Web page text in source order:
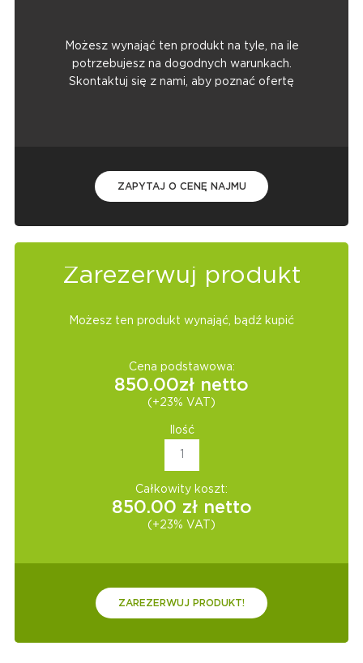
Możesz wynająć ten produkt na tyle, na ile
potrzebujesz na dogodnych warunkach.
Skontaktuj się z nami, aby poznać ofertę
ZAPYTAJ O CENĘ NAJMU
Zarezerwuj produkt
Możesz ten produkt wynająć, bądź kupić
Cena podstawowa:
850.00zł netto
(+23% VAT)
Ilość
Całkowity koszt:
850.00 zł netto
(+23% VAT)
ZAREZERWUJ PRODUKT!